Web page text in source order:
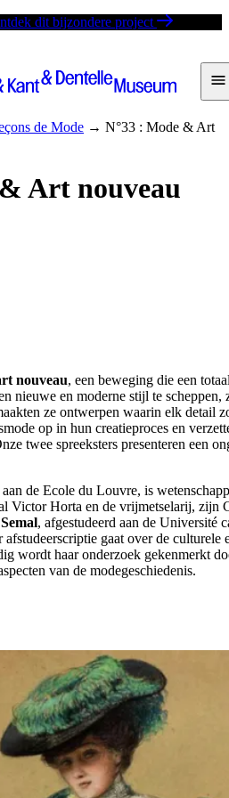
dit bijzondere project
de Mode → N°33 : Mode & Art
Art nouveau
nouveau, een beweging die een
nieuwe en moderne stijl te
ze ontwerpen waarin elk detail
op in hun creatieproces en
twee spreeksters presenteren een
aan de Ecole du Louvre, is
Victor Horta en de vrijmetselarij, zijn
, afgestudeerd aan de Université
gaat over de culturele
wordt haar onderzoek gekenmerkt
van de modegeschiedenis.